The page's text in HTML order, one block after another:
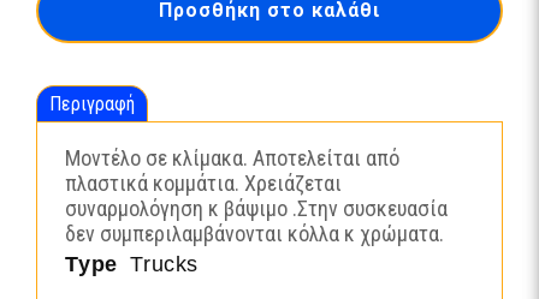
SPACE-
3948
Προσθήκη στο καλάθι
Περιγραφή
Μοντέλο σε κλίμακα. Αποτελείται από
πλαστικά κομμάτια. Χρειάζεται
συναρμολόγηση κ βάψιμο .Στην συσκευασία
δεν συμπεριλαμβάνονται κόλλα κ χρώματα.
Type Trucks